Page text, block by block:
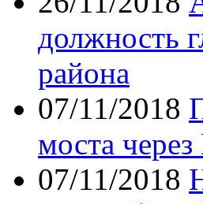
должность
района
07/11/2018
моста
07/11/2018